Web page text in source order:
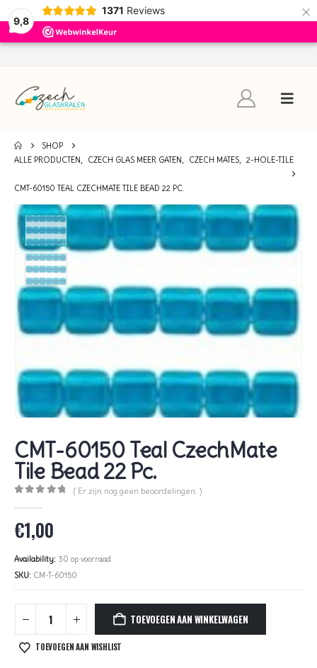
9,8
1371 Reviews ×
SHOP
ALLE PRODUCTEN, CZECH GLAS MEER GATEN, CZECH MATES, 2-HOLE-TILE
CMT-60150 TEAL CZECHMATE TILE BEAD 22 PC.
CMT-60150 Teal CzechMate
Tile Bead 22 Pc.
( Er zijn nog geen beoordelingen. )
€1,00
Availability: 30 op voorraad
SKU: CM-T-60150
TOEVOEGEN AAN WINKELWAGEN
TOEVOEGEN AAN WISHLIST